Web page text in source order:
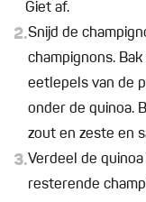
Giet af.
2.Snijd de
champignons.
eetlepels van de
onder de quinoa.
zout en zeste en
3.Verdeel de
resterende